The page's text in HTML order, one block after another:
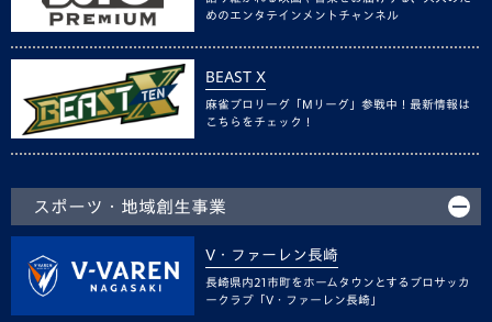
めのエンタテインメントチャンネル
BEAST X
麻雀プロリーグ「Mリーグ」参戦中！最新情報は
こちらをチェック！
スポーツ・地域創生事業
V・ファーレン長崎
長崎県内21市町をホームタウンとするプロサッカ
ークラブ「V・ファーレン長崎」